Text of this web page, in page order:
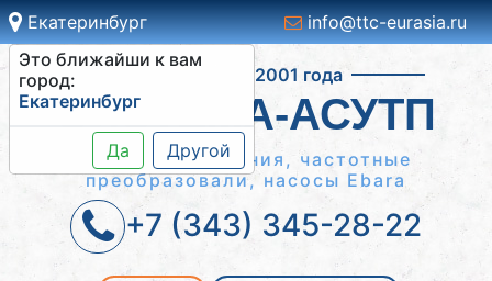
Екатеринбург
Это ближайши к вам
город:
Екатеринбург
Да Другой
info@ttc-eurasia.ru
Работаем с 2001 года
СИСТЕМА-АСУТП
Шкафы управления, частотные
преобразовали, насосы Ebara
+7 (343) 345-28-22